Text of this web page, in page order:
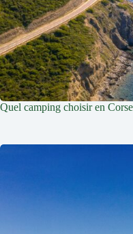
Quel camping choisir en